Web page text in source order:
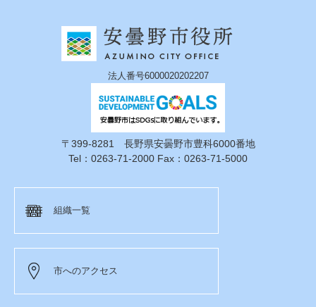
法人番号6000020202207
〒399-8281 長野県安曇野市豊科6000番地
Tel：0263-71-2000 Fax：0263-71-5000
組織一覧
市へのアクセス